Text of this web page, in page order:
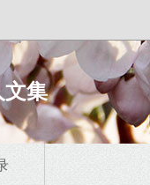
文集